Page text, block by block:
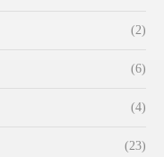
(2)
(6)
(4)
(23)